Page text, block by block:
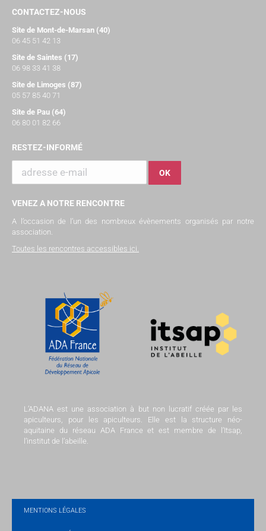
CONTACTEZ-NOUS
Site de Mont-de-Marsan (40)
06 45 51 42 13
Site de Saintes (17)
06 98 33 41 38
Site de Limoges (87)
05 57 85 40 71
Site de Pau (64)
06 80 01 82 66
RESTEZ-INFORMÉ
VENEZ A NOTRE RENCONTRE
A l’occasion de l’un des nombreux évènements organisés par notre
association.
Toutes les rencontres accessibles ici.
L’ADANA est une association à but non lucratif créée par les
apiculteurs, pour les apiculteurs. Elle est la structure néo-
aquitaine du réseau ADA France et est membre de l’Itsap,
l’institut de l’abeille.
MENTIONS LÉGALES